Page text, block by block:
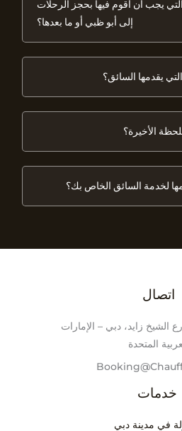
يجب أن أقوم فيها بحجز الرحلات
إلى أبو ظبي أو ما بعدها؟
يقدمها السائق؟
الأخيرة؟
لخدمة السائق الخاص بك؟
اتصال
الشيخ زايد، دبي – الإمارات
المتحدة
خدمات
في مدينة دبي